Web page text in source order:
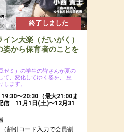
終了しました
ン大楽（だいがく）
姿から保育者のことを
ゼミ）の学生の皆さんが夏の
、変化してゆく姿を、
豆
ます。
〜20:30（最大21:00ま
11月1日(土)〜12月31
割引コード入力で会員割